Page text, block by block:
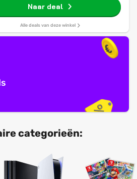
Naar deal
Alle deals van deze winkel
categorieën: